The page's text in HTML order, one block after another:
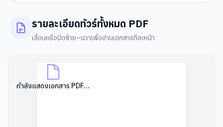
รายละเอียดทัวร์ทั้งหมด PDF
เลื่อนหรือปัดซ้าย–ขวาเพื่ออ่านเอกสารทีละหน้า
กำลังแสดงเอกสาร PDF...